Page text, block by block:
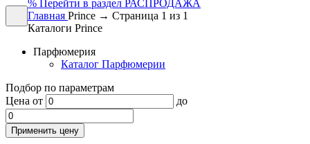
% Перейти в раздел РАСПРОДАЖА
Главная Prince → Страница 1 из 1
Каталоги Prince
Парфюмерия
Каталог Парфюмерии
Подбор по параметрам
Цена от до
Применить цену